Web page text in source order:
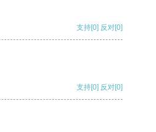
支持[0] 反对[0]
支持[0] 反对[0]